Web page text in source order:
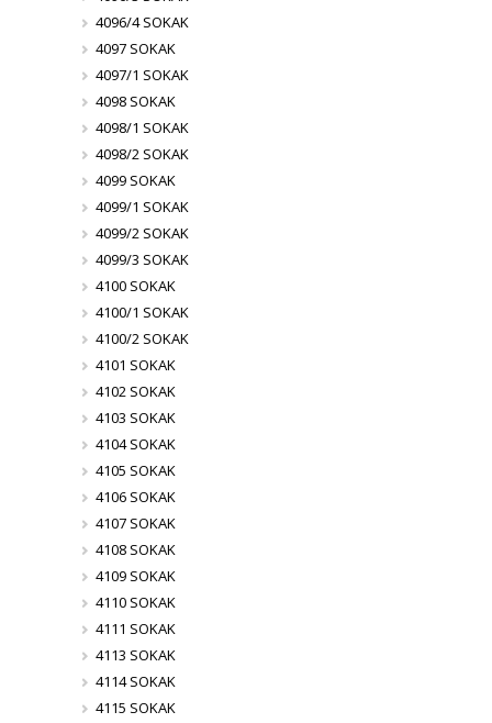
4096/4 SOKAK
4097 SOKAK
4097/1 SOKAK
4098 SOKAK
4098/1 SOKAK
4098/2 SOKAK
4099 SOKAK
4099/1 SOKAK
4099/2 SOKAK
4099/3 SOKAK
4100 SOKAK
4100/1 SOKAK
4100/2 SOKAK
4101 SOKAK
4102 SOKAK
4103 SOKAK
4104 SOKAK
4105 SOKAK
4106 SOKAK
4107 SOKAK
4108 SOKAK
4109 SOKAK
4110 SOKAK
4111 SOKAK
4113 SOKAK
4114 SOKAK
4115 SOKAK